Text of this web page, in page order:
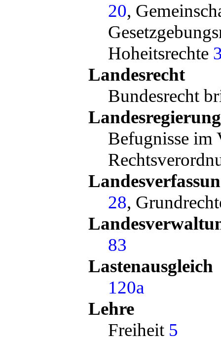
20,
Hoheitsrechte
Landesrecht
Bundesrecht
Landesregierung
Befugnisse
28,
83
Lastenausgleich
120a
Lehre
Freiheit 5